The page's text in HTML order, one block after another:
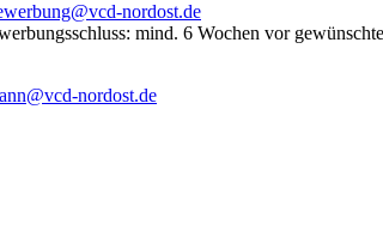
vcd-nordost.de
mind. 6 Wochen vor
vcd-nordost.de